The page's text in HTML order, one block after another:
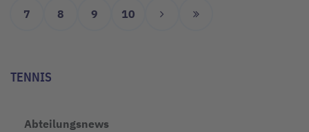
7 8 9 10
TENNIS
Abteilungsnews